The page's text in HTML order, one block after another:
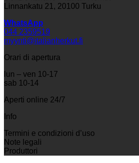
Linnankatu 21, 20100 Turku
WhatsApp
044 2359519
myynti@italianherkut.fi
Orari di apertura
lun – ven 10-17
sab 10-14
Aperti online 24/7
Info
Termini e condizioni d’uso
Note legali
Produttori